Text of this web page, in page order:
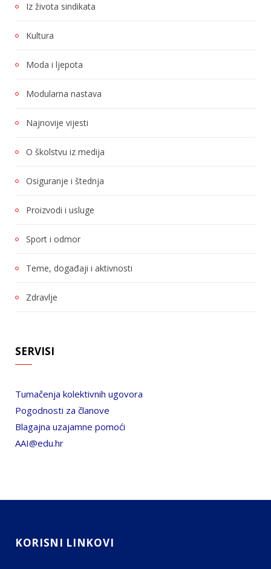
Iz života sindikata
Kultura
Moda i ljepota
Modularna nastava
Najnovije vijesti
O školstvu iz medija
Osiguranje i štednja
Proizvodi i usluge
Sport i odmor
Teme, događaji i aktivnosti
Zdravlje
SERVISI
Tumačenja kolektivnih ugovora
Pogodnosti za članove
Blagajna uzajamne pomoći
AAI@edu.hr
KORISNI LINKOVI